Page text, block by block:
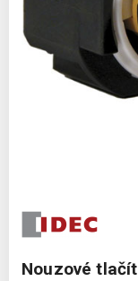
Nouzové